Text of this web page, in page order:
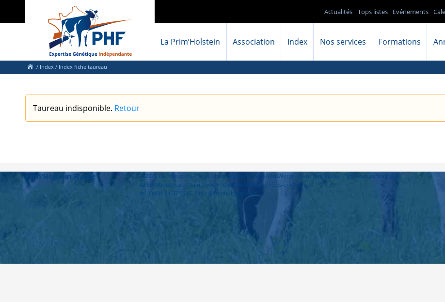
Evénements
Tops listes
Actualités
La Prim’Holstein Association Index Nos services Formations
/ Index / Index fiche taureau
Taureau indisponible. Retour
Prim'Holstein France © 2026 Prim'Holstein France - Hébergement : West-WebWorld - Mentions légales- Données personnelles
42 Le Montsoreau - Saint Sylvain d'Anjou 49480 Verrières-en-Anjou
tel 33 (0)2 41 37 66 66 - info@primholstein.com